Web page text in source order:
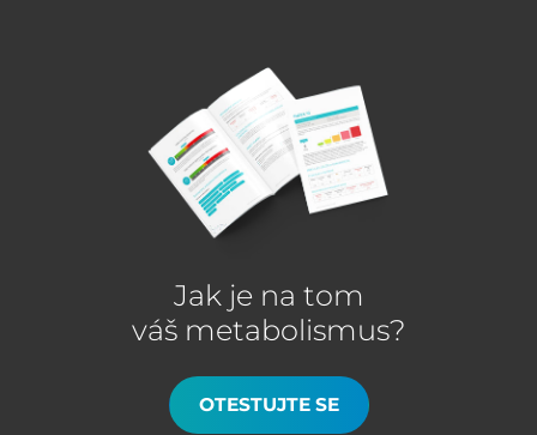
Jak je na tom
váš metabolismus?
OTESTUJTE SE